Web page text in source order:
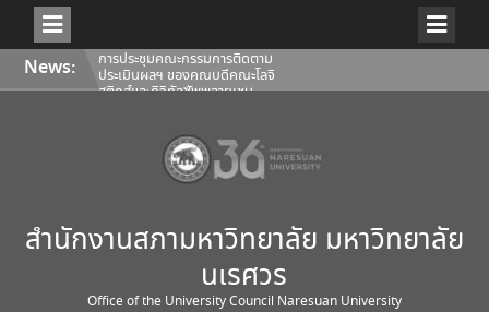
Skip
content
News:
สติกส์และดิจิทัลซัพพลายเชน
1/2569
การประชุมสภามหาวิทยาลัยนเรศวร
ครั้งที่ 350 (8/2569) วันเสาร์ที่ 1
ประเมินผลฯ ของคณบดีคณะ
สถาปัตยกรรมศาสตร์ ศิลปะและการ
ออกแบบ 1/2569
สำนักงานสภามหาวิทยาลัย มหาวิทยาลัย
นเรศวร
Office of the University Council Naresuan University